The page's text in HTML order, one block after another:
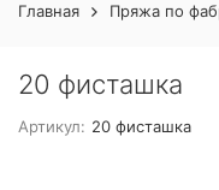
Главная Пряжа по
20 фисташка
Артикул: 20 фисташка